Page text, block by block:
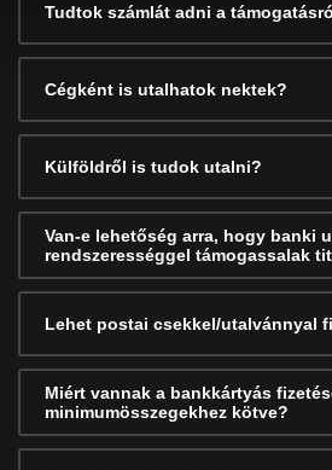
Tudtok számlát adni a
Cégként is utalhatok nektek?
Külföldről is tudok utalni?
Van-e lehetőség arra, hogy banki
rendszerességgel támogassalak
Lehet postai csekkel/utalvánnyal
Miért vannak a bankkártyás
minimumösszegekhez kötve?